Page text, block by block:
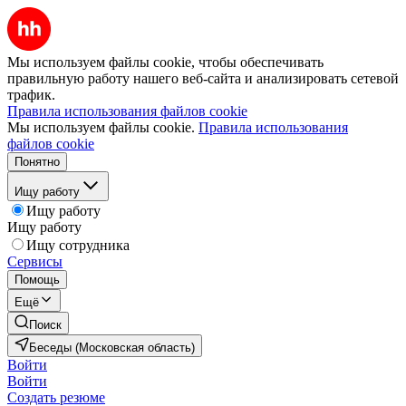
Мы используем файлы cookie, чтобы обеспечивать
правильную работу нашего веб-сайта и анализировать сетевой
трафик.
Правила использования файлов cookie
Мы используем файлы cookie. Правила использования
файлов cookie
Понятно
Ищу работу
Ищу работу
Ищу работу
Ищу сотрудника
Сервисы
Помощь
Ещё
Поиск
Беседы (Московская область)
Войти
Войти
Создать резюме